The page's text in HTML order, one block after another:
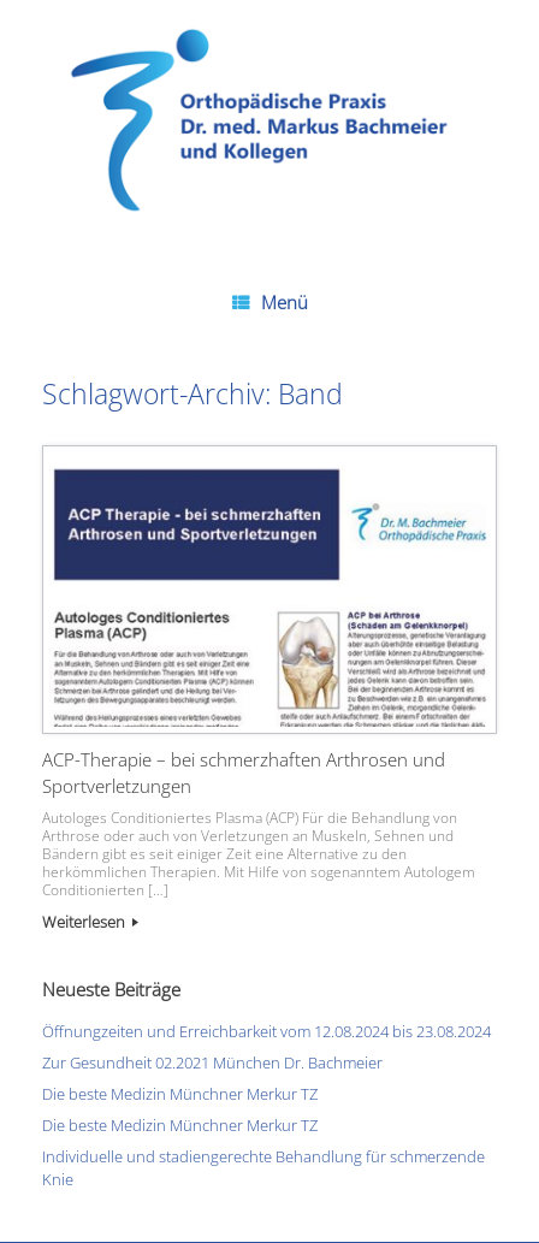
Menü
Schlagwort-Archiv: Band
ACP-Therapie – bei schmerzhaften Arthrosen und
Sportverletzungen
Autologes Conditioniertes Plasma (ACP) Für die Behandlung von
Arthrose oder auch von Verletzungen an Muskeln, Sehnen und
Bändern gibt es seit einiger Zeit eine Alternative zu den
herkömmlichen Therapien. Mit Hilfe von sogenanntem Autologem
Conditionierten […]
Weiterlesen
Neueste Beiträge
Öffnungzeiten und Erreichbarkeit vom 12.08.2024 bis 23.08.2024
Zur Gesundheit 02.2021 München Dr. Bachmeier
Die beste Medizin Münchner Merkur TZ
Die beste Medizin Münchner Merkur TZ
Individuelle und stadiengerechte Behandlung für schmerzende
Knie